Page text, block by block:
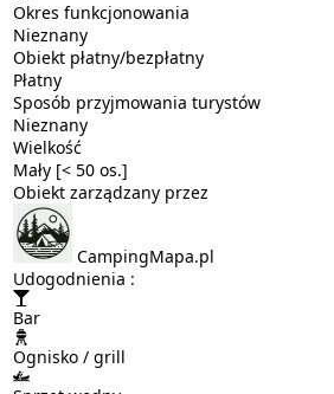
Okres funkcjonowania
Nieznany
Obiekt płatny/bezpłatny
Płatny
Sposób przyjmowania turystów
Nieznany
Wielkość
Mały [< 50 os.]
Obiekt zarządzany przez
CampingMapa.pl
Udogodnienia :
Bar
Ognisko / grill